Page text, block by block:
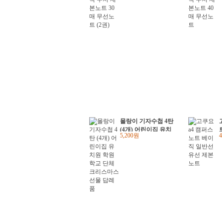
몰랑이 기자수첩 4탄
(4개) 어린이집 유치
원 학원학교 단체 크
5,200원